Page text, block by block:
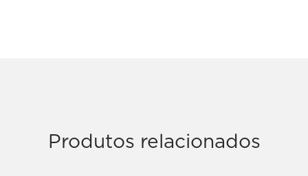
Produtos relacionados